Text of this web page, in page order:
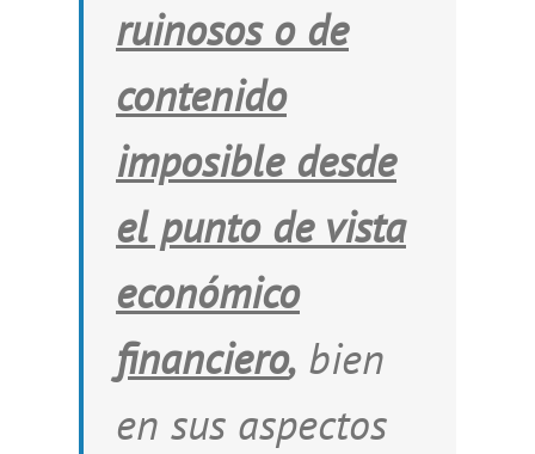
ruinosos o de
contenido
imposible desde
el punto de vista
económico
financiero, bien
en sus aspectos